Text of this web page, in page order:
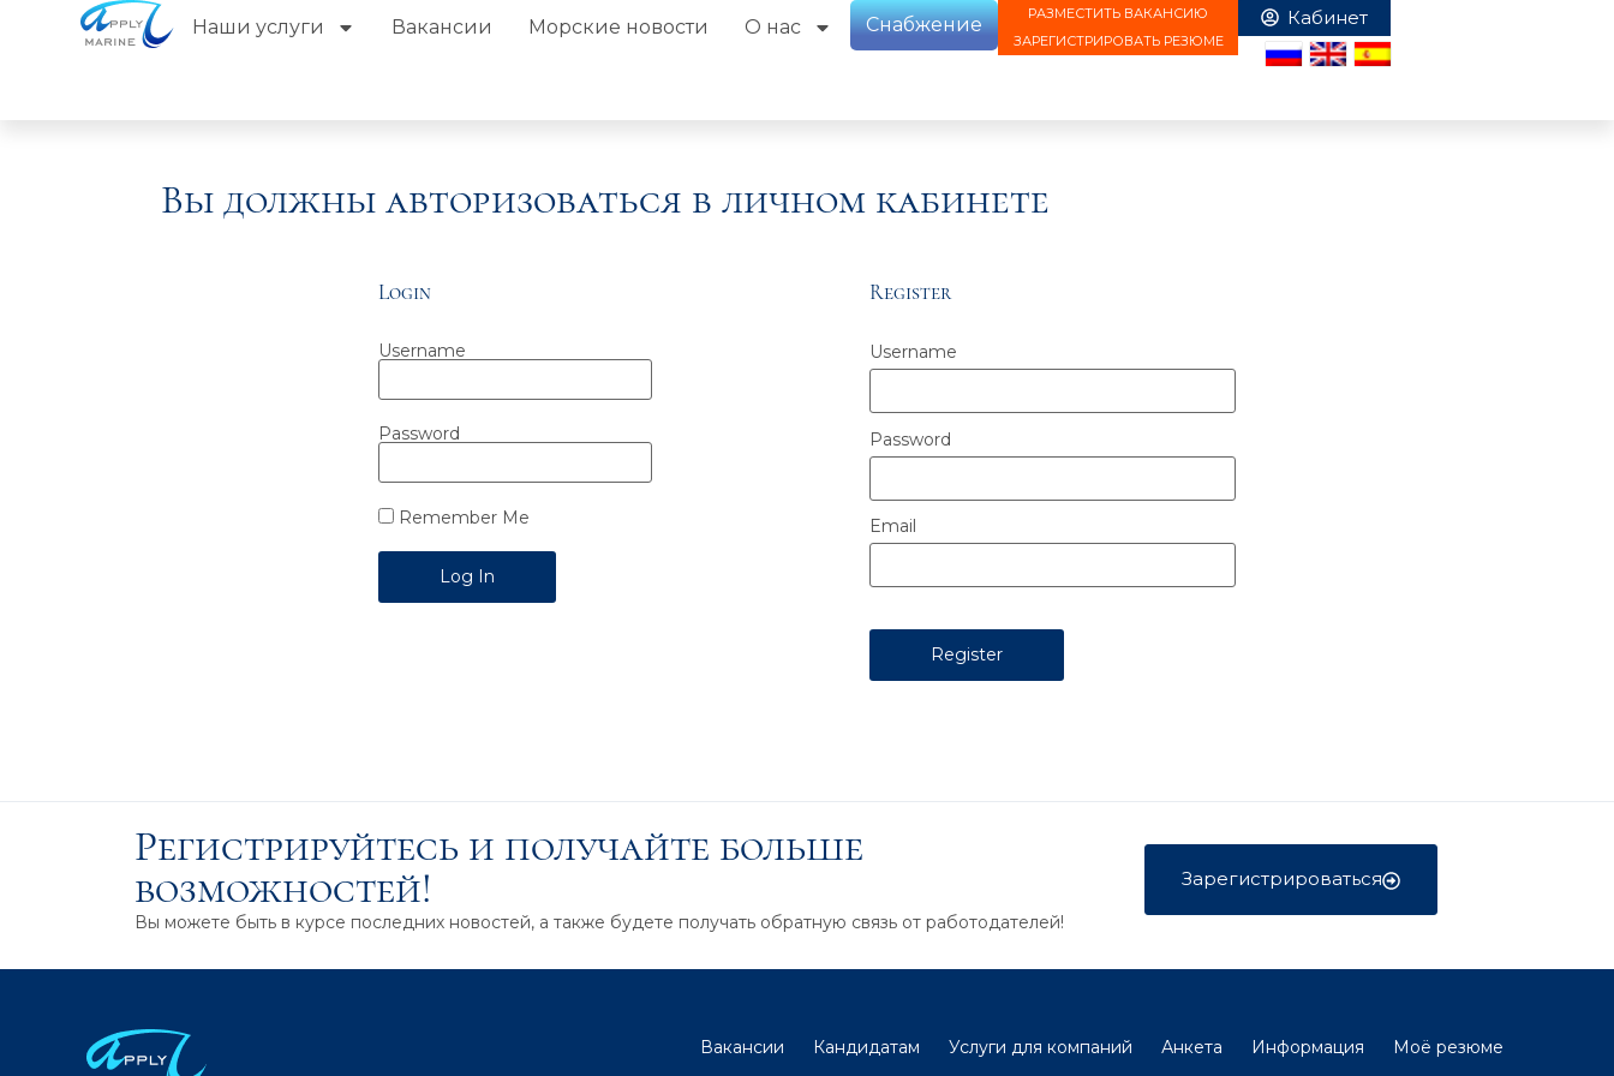
Наши услуги Вакансии Морские новости О нас Снабжение
РАЗМЕСТИТЬ ВАКАНСИЮ
ЗАРЕГИСТРИРОВАТЬ РЕЗЮМЕ
Вы должны авторизоваться в личном кабинете
Login
Username
Password
Remember Me
Register
Username
Password
Email
Регистрируйтесь и получайте больше
возможностей!
Вы можете быть в курсе последних новостей, а также будете получать обратную связь от работодателей!
Зарегистрироваться
Вакансии Кандидатам Услуги для компаний Анкета Информация
Моё резюме